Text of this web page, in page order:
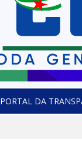
PORTAL DA